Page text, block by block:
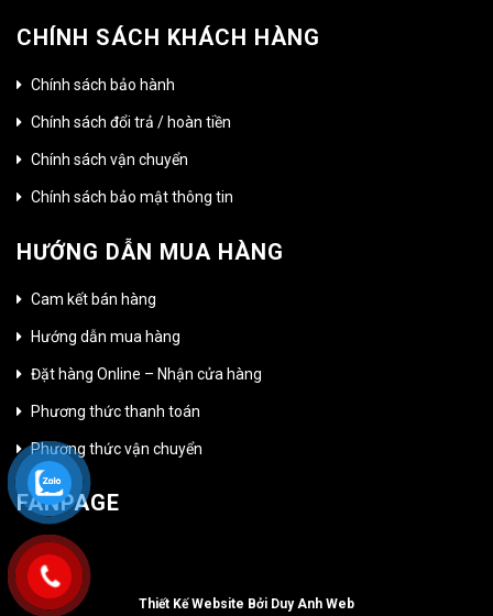
CHÍNH SÁCH KHÁCH HÀNG
Chính sách bảo hành
Chính sách đổi trả / hoàn tiền
Chính sách vận chuyển
Chính sách bảo mật thông tin
HƯỚNG DẪN MUA HÀNG
Cam kết bán hàng
Hướng dẫn mua hàng
Đặt hàng Online – Nhận cửa hàng
Phương thức thanh toán
Phương thức vận chuyển
FANPAGE
Thiết Kế Website Bởi Duy Anh Web